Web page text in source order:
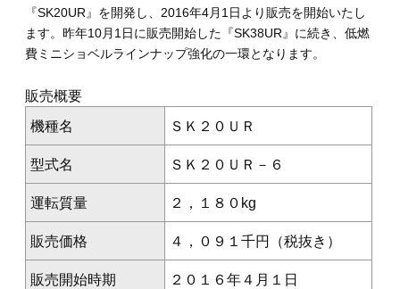
『SK20UR』を開発し、2016年4月1日より販売を開始いたし
ます。昨年10月1日に販売開始した『SK38UR』に続き、低燃
費ミニショベルラインナップ強化の一環となります。
販売概要
機種名
ＳＫ２０ＵＲ
型式名 ＳＫ２０ＵＲ－６
運転質量 ２，１８０kg
販売価格 ４，０９１千円（税抜き）
販売開始時期 ２０１６年４月１日